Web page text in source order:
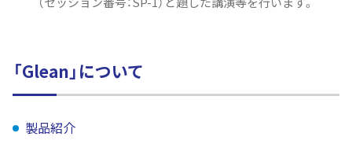
「Glean」について
製品紹介